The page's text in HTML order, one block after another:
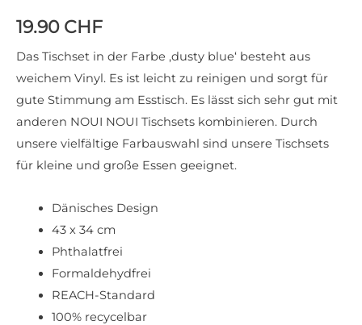
19.90 CHF
Das Tischset in der Farbe ,dusty blue‘ besteht aus
weichem Vinyl. Es ist leicht zu reinigen und sorgt für
gute Stimmung am Esstisch. Es lässt sich sehr gut mit
anderen NOUI NOUI Tischsets kombinieren. Durch
unsere vielfältige Farbauswahl sind unsere Tischsets
für kleine und große Essen geeignet.
Dänisches Design
43 x 34 cm
Phthalatfrei
Formaldehydfrei
REACH-Standard
100% recycelbar